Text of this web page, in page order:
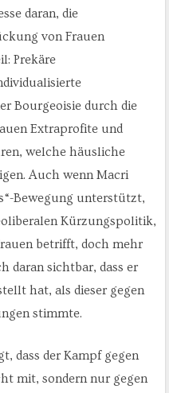
daran, die
von Frauen
Prekäre
Bourgeoisie durch die
Extraprofite und
welche häusliche
Auch wenn Macri
Bewegung unterstützt,
Kürzungspolitik,
betrifft, doch mehr
daran sichtbar, dass er
hat, als dieser gegen
stimmte.
dass der Kampf gegen
mit, sondern nur gegen